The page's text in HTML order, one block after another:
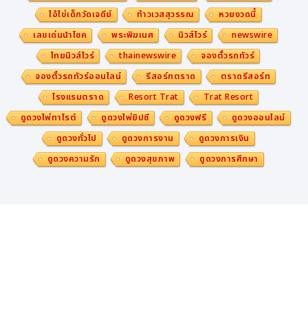
ไอ้ไข่เด็กวัดเจดีย์
ท้าวเวสสุวรรณ
หวยงวดนี้
เลขเด่นนำโชค
พระพิฆเนศ นิวส์ไวร์
newswire
ไทยนิวส์ไวร์
thainewswire
จองตั๋วรถทัวร์
จองตั๋วรถทัวร์ออนไลน์
รีสอร์ทตราด
ตราดรีสอร์ท
โรงแรมตราด
Resort Trat
Trat Resort
ดูดวงไพ่ทาโรต์
ดูดวงไพ่ยิปซี ดูดวงฟรี
ดูดวงออนไลน์
ดูดวงทั่วไป
ดูดวงการงาน
ดูดวงการเงิน
ดูดวงความรัก
ดูดวงสุขภาพ ดูดวงการศึกษา